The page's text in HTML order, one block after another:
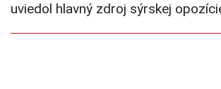
uviedol hlavný zdroj sýrskej